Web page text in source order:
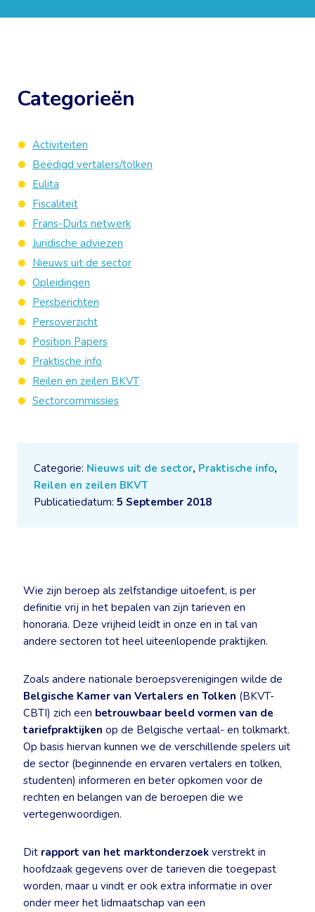
Categorie: Nieuws uit de sector, Praktische info,
Reilen en zeilen BKVT
Publicatiedatum: 5 September 2018
Wie zijn beroep als zelfstandige uitoefent, is per
definitie vrij in het bepalen van zijn tarieven en
honoraria. Deze vrijheid leidt in onze en in tal van
andere sectoren tot heel uiteenlopende praktijken.
Zoals andere nationale beroepsverenigingen wilde de
Belgische Kamer van Vertalers en Tolken (BKVT-
CBTI) zich een betrouwbaar beeld vormen van de
tariefpraktijken op de Belgische vertaal- en tolkmarkt.
Op basis hiervan kunnen we de verschillende spelers uit
de sector (beginnende en ervaren vertalers en tolken,
studenten) informeren en beter opkomen voor de
rechten en belangen van de beroepen die we
vertegenwoordigen.
Dit rapport van het marktonderzoek verstrekt in
hoofdzaak gegevens over de tarieven die toegepast
worden, maar u vindt er ook extra informatie in over
onder meer het lidmaatschap van een
Categorieën
Activiteiten
Beëdigd vertalers/tolken
Eulita
Fiscaliteit
Frans-Duits netwerk
Juridische adviezen
Nieuws uit de sector
Opleidingen
Persberichten
Persoverzicht
Position Papers
Praktische info
Reilen en zeilen BKVT
Sectorcommissies